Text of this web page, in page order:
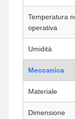
Temperatura
operativa
Umidità
Meccanica
Materiale
Dimensione